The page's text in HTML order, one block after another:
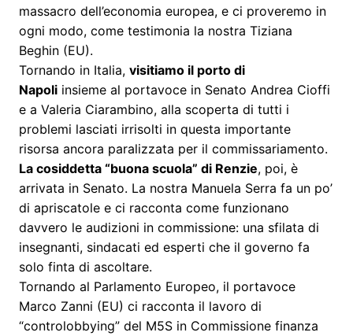
massacro dell’economia europea, e ci proveremo in
ogni modo, come testimonia la nostra Tiziana
Beghin (EU).
Tornando in Italia, visitiamo il porto di
Napoliinsieme al portavoce in Senato Andrea Cioffi
e a Valeria Ciarambino, alla scoperta di tutti i
problemi lasciati irrisolti in questa importante
risorsa ancora paralizzata per il commissariamento.
La cosiddetta “buona scuola” di Renzie, poi, è
arrivata in Senato. La nostra Manuela Serra fa un po’
di apriscatole e ci racconta come funzionano
davvero le audizioni in commissione: una sfilata di
insegnanti, sindacati ed esperti che il governo fa
solo finta di ascoltare.
Tornando al Parlamento Europeo, il portavoce
Marco Zanni (EU) ci racconta il lavoro di
“controlobbying” del M5S in Commissione finanza